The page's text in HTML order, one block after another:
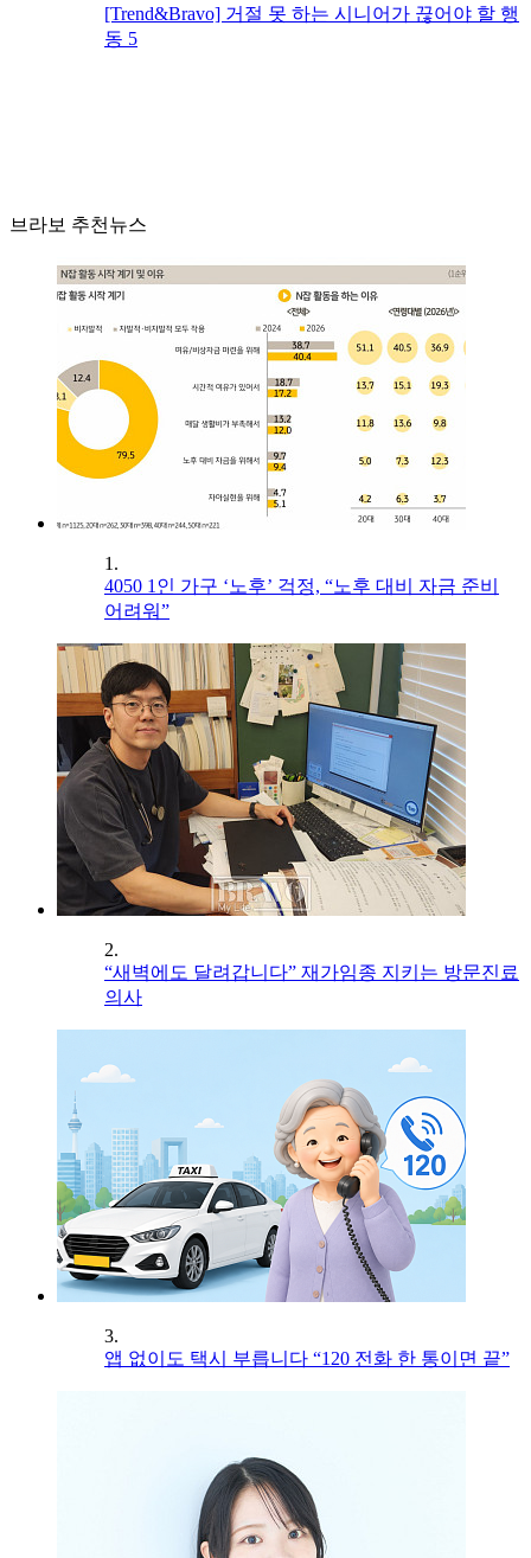
[Trend&Bravo] 거절 못 하는 시니어가 끊어야 할 행
동 5
브라보 추천뉴스
1.
4050 1인 가구 ‘노후’ 걱정, “노후 대비 자금 준비
어려워”
2.
“새벽에도 달려갑니다” 재가임종 지키는 방문진료
의사
3.
앱 없이도 택시 부릅니다 “120 전화 한 통이면 끝”